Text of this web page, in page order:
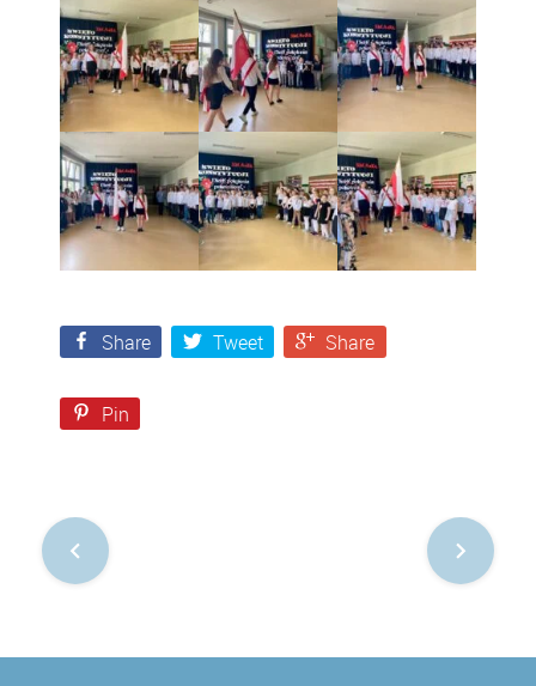
Share Tweet Share
Pin
Nawigacja
postach